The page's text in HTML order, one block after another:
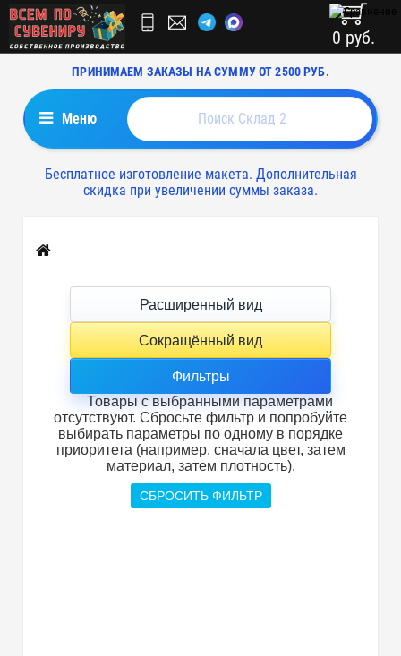
ПРИНИМАЕМ ЗАКАЗЫ НА СУММУ ОТ 2500 РУБ.
0 руб.
Меню
Бесплатное изготовление макета. Дополнительная
скидка при увеличении суммы заказа.
Главная
Расширенный вид
Сокращённый вид
Фильтры
Товары с выбранными параметрами
отсутствуют. Сбросьте фильтр и попробуйте
выбирать параметры по одному в порядке
приоритета (например, сначала цвет, затем
материал, затем плотность).
СБРОСИТЬ ФИЛЬТР